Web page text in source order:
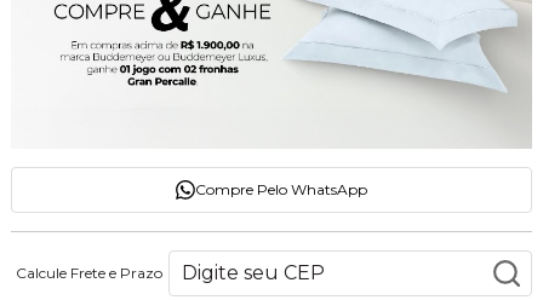
Compre Pelo WhatsApp
Calcule Frete e Prazo